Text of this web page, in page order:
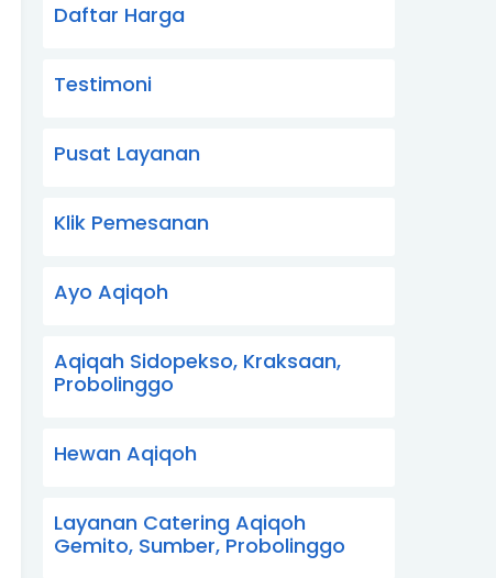
Daftar Harga
Testimoni
Pusat Layanan
Klik Pemesanan
Ayo Aqiqoh
Aqiqah Sidopekso, Kraksaan,
Probolinggo
Hewan Aqiqoh
Layanan Catering Aqiqoh
Gemito, Sumber, Probolinggo